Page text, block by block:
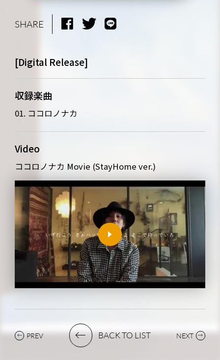
LIVE
MUSIC
VIDEO
ARCHIVES
STAFF DIARY
CONTACT
SHARE
[Digital Release]
収録楽曲
01. ココロノナカ
Video
ココロノナカ Movie (StayHome ver.)
PREV BACK TO LIST NEXT